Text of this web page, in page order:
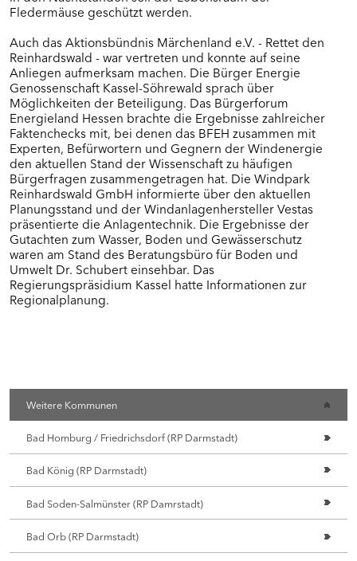
Fledermäuse geschützt werden.
Auch das Aktionsbündnis Märchenland e.V. - Rettet den
Reinhardswald - war vertreten und konnte auf seine
Anliegen aufmerksam machen. Die Bürger Energie
Genossenschaft Kassel-Söhrewald sprach über
Möglichkeiten der Beteiligung. Das Bürgerforum
Energieland Hessen brachte die Ergebnisse zahlreicher
Faktenchecks mit, bei denen das BFEH zusammen mit
Experten, Befürwortern und Gegnern der Windenergie
den aktuellen Stand der Wissenschaft zu häufigen
Bürgerfragen zusammengetragen hat. Die Windpark
Reinhardswald GmbH informierte über den aktuellen
Planungsstand und der Windanlagenhersteller Vestas
präsentierte die Anlagentechnik. Die Ergebnisse der
Gutachten zum Wasser, Boden und Gewässerschutz
waren am Stand des Beratungsbüro für Boden und
Umwelt Dr. Schubert einsehbar. Das
Regierungspräsidium Kassel hatte Informationen zur
Regionalplanung.
Weitere Kommunen
Bad Homburg / Friedrichsdorf (RP Darmstadt)
Bad König (RP Darmstadt)
Bad Soden-Salmünster (RP Damrstadt)
Bad Orb (RP Darmstadt)